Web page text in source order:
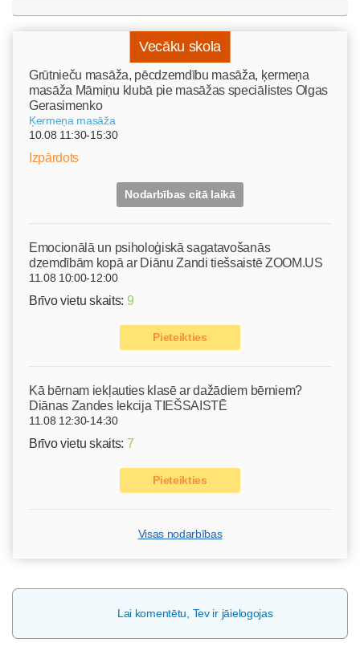
Vecāku skola
Grūtnieču masāža, pēcdzemdību masāža, ķermeņa
masāža Māmiņu klubā pie masāžas speciālistes Olgas
Gerasimenko
Ķermeņa masāža
10.08 11:30-15:30
Izpārdots
Nodarbības citā laikā
Emocionālā un psiholoģiskā sagatavošanās
dzemdībām kopā ar Diānu Zandi tiešsaistē ZOOM.US
11.08 10:00-12:00
Brīvo vietu skaits: 9
Pieteikties
Kā bērnam iekļauties klasē ar dažādiem bērniem?
Diānas Zandes lekcija TIEŠSAISTĒ
11.08 12:30-14:30
Brīvo vietu skaits: 7
Pieteikties
Visas nodarbības
Lai komentētu, Tev ir jāielogojas